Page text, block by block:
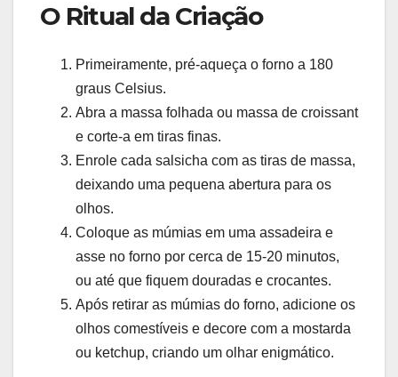
O Ritual da Criação
Primeiramente, pré-aqueça o forno a 180
graus Celsius.
Abra a massa folhada ou massa de croissant
e corte-a em tiras finas.
Enrole cada salsicha com as tiras de massa,
deixando uma pequena abertura para os
olhos.
Coloque as múmias em uma assadeira e
asse no forno por cerca de 15-20 minutos,
ou até que fiquem douradas e crocantes.
Após retirar as múmias do forno, adicione os
olhos comestíveis e decore com a mostarda
ou ketchup, criando um olhar enigmático.